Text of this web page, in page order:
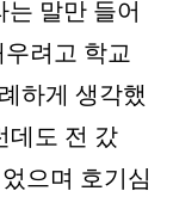
말만 들어
려고 학교
하게 생각했
데도 전 갔
으며 호기심